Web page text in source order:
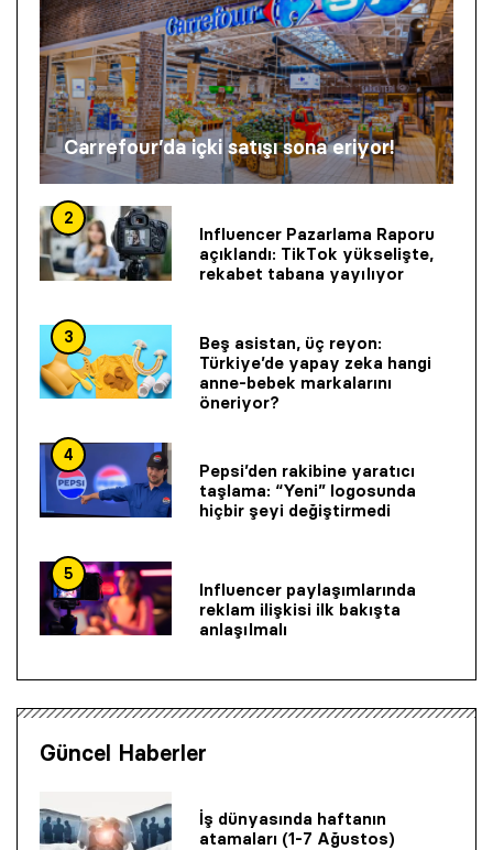
Carrefour’da içki satışı sona eriyor!
2
Influencer Pazarlama Raporu
açıklandı: TikTok yükselişte,
rekabet tabana yayılıyor
3
Beş asistan, üç reyon:
Türkiye’de yapay zeka hangi
anne-bebek markalarını
öneriyor?
4
Pepsi’den rakibine yaratıcı
taşlama: “Yeni” logosunda
hiçbir şeyi değiştirmedi
5
Influencer paylaşımlarında
reklam ilişkisi ilk bakışta
anlaşılmalı
Güncel Haberler
İş dünyasında haftanın
atamaları (1-7 Ağustos)